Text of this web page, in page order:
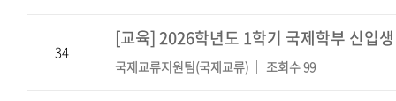
34
[교육]2026학년도 1학기 국제학부 신입
국제교류지원팀(국제교류) 조회수 99